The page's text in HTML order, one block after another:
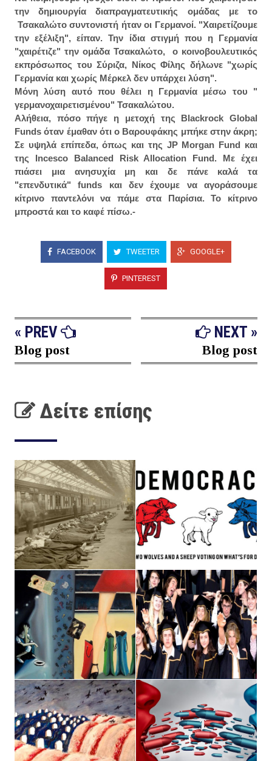
την δημιουργία διαπραγματευτικής ομάδας με το
Τσακαλώτο συντονιστή ήταν οι Γερμανοί. "Χαιρετίζουμε
την εξέλιξη", είπαν. Την ίδια στιγμή που η Γερμανία
"χαιρέτιζε" την ομάδα Τσακαλώτο, ο κοινοβουλευτικός
εκπρόσωπος του Σύριζα, Νίκος Φίλης δήλωνε "χωρίς
Γερμανία και χωρίς Μέρκελ δεν υπάρχει λύση".
Μόνη λύση αυτό που θέλει η Γερμανία μέσω του "
γερμανοχαιρετισμένου" Τσακαλώτου.
Αλήθεια, πόσο πήγε η μετοχή της Blackrock Global
Funds όταν έμαθαν ότι ο Βαρουφάκης μπήκε στην άκρη;
Σε υψηλά επίπεδα, όπως και της JP Morgan Fund και
της Incesco Balanced Risk Allocation Fund. Με έχει
πιάσει μια ανησυχία μη και δε πάνε καλά τα
"επενδυτικά" funds και δεν έχουμε να αγοράσουμε
κίτρινο παντελόνι να πάμε στα Παρίσια. Το κίτρινο
μπροστά και το καφέ πίσω.-
FACEBOOK TWEETER GOOGLE+
PINTEREST
« PREV
Blog post
NEXT »
Blog post
Δείτε επίσης